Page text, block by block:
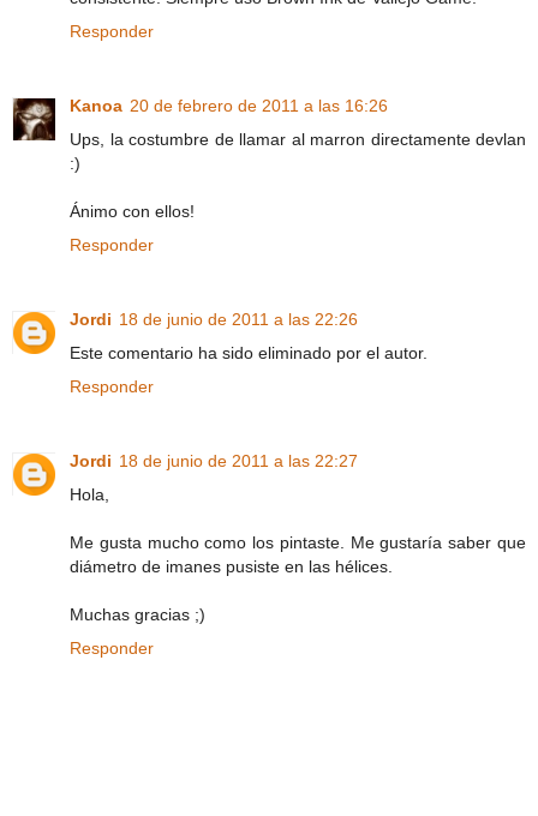
Responder
Kanoa 20 de febrero de 2011 a las 16:26
Ups, la costumbre de llamar al marron directamente devlan
:)
Ánimo con ellos!
Responder
Jordi 18 de junio de 2011 a las 22:26
Este comentario ha sido eliminado por el autor.
Responder
Jordi 18 de junio de 2011 a las 22:27
Hola,
Me gusta mucho como los pintaste. Me gustaría saber que
diámetro de imanes pusiste en las hélices.
Muchas gracias ;)
Responder